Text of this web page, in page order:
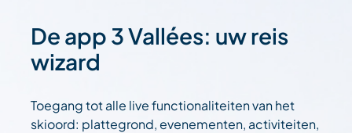
De app 3 Vallées: uw reis
wizard
Toegang tot alle live functionaliteiten van het
skioord: plattegrond, evenementen, activiteiten,